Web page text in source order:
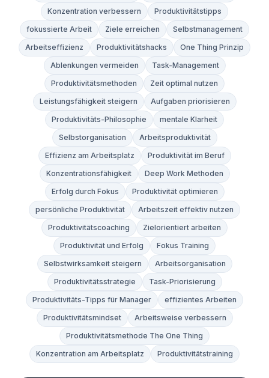
Konzentration verbessern
Produktivitätstipps
fokussierte Arbeit
Ziele erreichen
Selbstmanagement
Arbeitseffizienz
Produktivitätshacks
One Thing Prinzip
Ablenkungen vermeiden
Task-Management
Produktivitätsmethoden
Zeit optimal nutzen
Leistungsfähigkeit steigern
Aufgaben priorisieren
Produktivitäts-Philosophie
mentale Klarheit
Selbstorganisation
Arbeitsproduktivität
Effizienz am Arbeitsplatz
Produktivität im Beruf
Konzentrationsfähigkeit
Deep Work Methoden
Erfolg durch Fokus
Produktivität optimieren
persönliche Produktivität
Arbeitszeit effektiv nutzen
Produktivitätscoaching
Zielorientiert arbeiten
Produktivität und Erfolg
Fokus Training
Selbstwirksamkeit steigern
Arbeitsorganisation
Produktivitätsstrategie
Task-Priorisierung
Produktivitäts-Tipps für Manager
effizientes Arbeiten
Produktivitätsmindset
Arbeitsweise verbessern
Produktivitätsmethode The One Thing
Konzentration am Arbeitsplatz
Produktivitätstraining